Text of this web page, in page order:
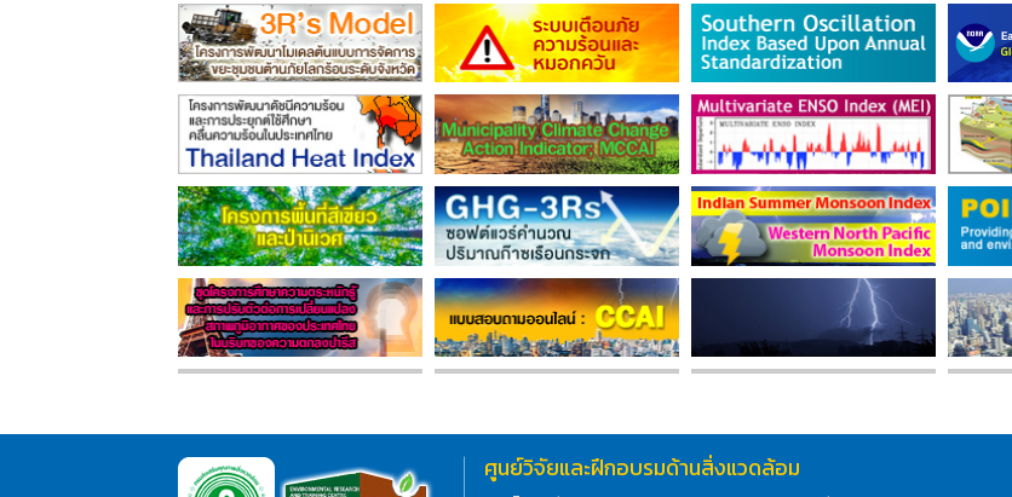
ศูนย์วิจัยและฝึกอบรมด้านสิ่งแวดล้อม